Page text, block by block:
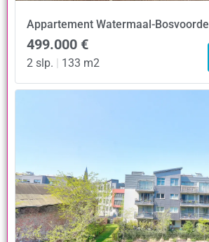
Appartement Watermaal-
499.000 €
2 slp. 133 m2